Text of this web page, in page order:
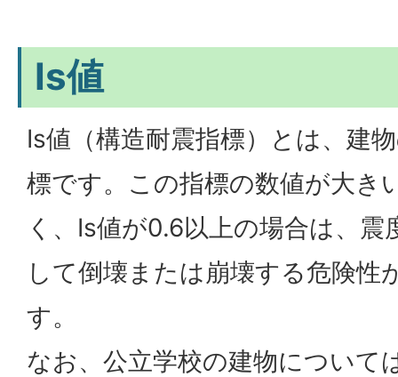
Is値
Is値（構造耐震指標）とは、建
標です。この指標の数値が大き
く、Is値が0.6以上の場合は、震
して倒壊または崩壊する危険性
す。
なお、公立学校の建物について